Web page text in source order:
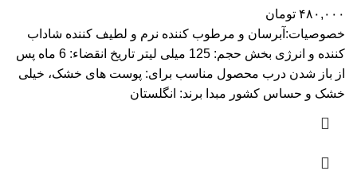
۴۸۰,۰۰۰ تومان
خصوصیات:آبرسان و مرطوب کننده نرم و لطیف کننده شاداب
کننده و انرژی بخش حجم: 125 میلی لیتر تاریخ انقضاء: 6 ماه پس
از باز شدن درب محصول مناسب برای: پوست های خشک، خیلی
خشک و حساس کشور مبدا برند: انگلستان